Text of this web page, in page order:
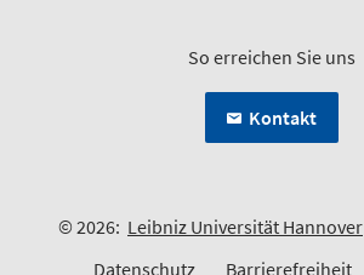
So erreichen Sie uns
Kontakt
© 2026: Leibniz Universität Hannover
Datenschutz
Barrierefreiheit